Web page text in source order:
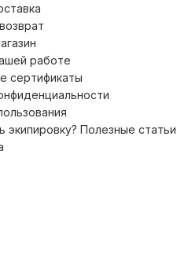
работе
сертификаты
экипировку? Полезные статьи